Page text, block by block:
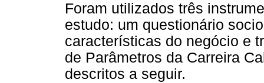
Foram utilizados três
estudo: um questionário
características do negócio e
de Parâmetros da Carreira
descritos a seguir.